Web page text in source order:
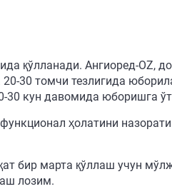
қўлланади. Ангиоред-OZ,
30 томчи тезлигида
30 кун давомида юборишга
ҳолатини
бир марта қўллаш учун
лозим.